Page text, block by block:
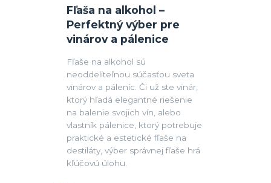
Fľaša na alkohol –
Perfektný výber pre
vinárov a pálenice
Fľaše na alkohol sú
neoddeliteľnou súčasťou sveta
vinárov a páleníc. Či už ste vinár,
ktorý hľadá elegantné riešenie
na balenie svojich vín, alebo
vlastník pálenice, ktorý potrebuje
praktické a estetické fľaše na
destiláty, výber správnej fľaše hrá
kľúčovú úlohu.